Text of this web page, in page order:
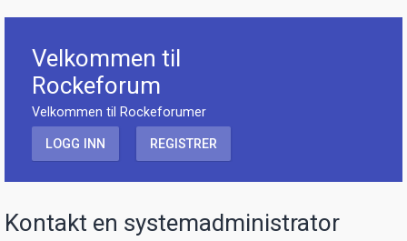
Velkommen til
Rockeforum
Velkommen til Rockeforumer
LOGG INN REGISTRER
Kontakt en systemadministrator